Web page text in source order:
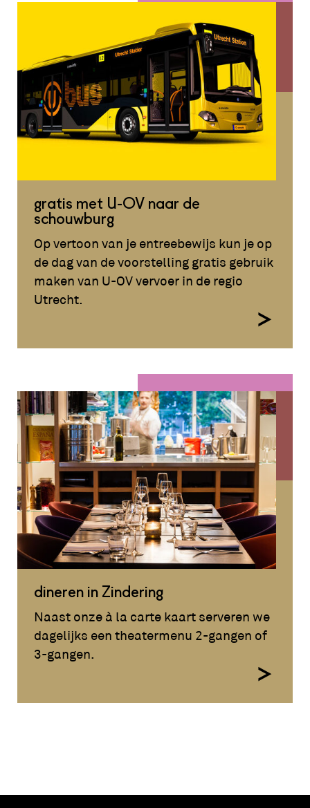
gratis met U-OV naar de
schouwburg
Op vertoon van je entreebewijs kun je op
de dag van de voorstelling gratis gebruik
maken van U-OV vervoer in de regio
Utrecht.
dineren in Zindering
Naast onze à la carte kaart serveren we
dagelijks een theatermenu 2-gangen of
3-gangen.